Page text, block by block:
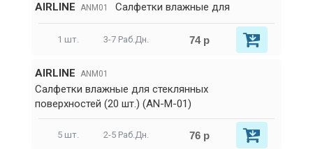
AIRLINE ANM01 Салфетки влажные для
1 шт. 3-7 Раб.Дн. 74 р
AIRLINE ANM01
Салфетки влажные для стеклянных
поверхностей (20 шт.) (AN-M-01)
5 шт. 2-5 Раб.Дн. 76 р